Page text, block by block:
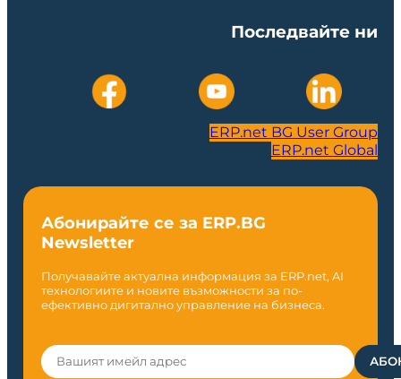
Последвайте ни
ERP.net BG User Group
ERP.net Global
Абонирайте се за ERP.BG
Newsletter
Получавайте актуална информация за ERP.net, AI
технологиите и новите възможности за по-
ефективно дигитално управление на бизнеса.